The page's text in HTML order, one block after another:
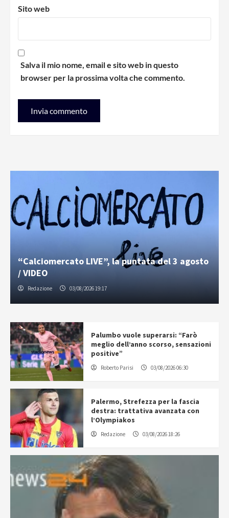
Sito web
Salva il mio nome, email e sito web in questo
browser per la prossima volta che commento.
“Calciomercato LIVE”, la puntata del 3 agosto
/ VIDEO
Redazione 03/08/2026 19:17
Palumbo vuole superarsi: “Farò
meglio dell’anno scorso, sensazioni
positive”
Roberto Parisi 03/08/2026 06:30
Palermo, Strefezza per la fascia
destra: trattativa avanzata con
l’Olympiakos
Redazione 03/08/2026 18:26